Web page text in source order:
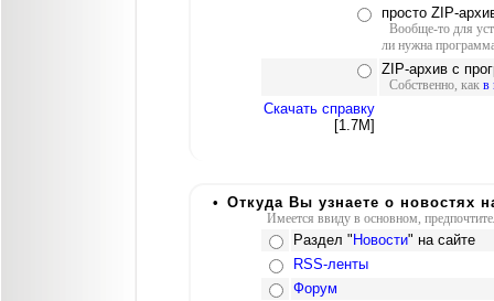
просто ZIP-
Вообще-то для
ли нужна
ZIP-архив с
Собственно, как в
Скачать справку
[1.7M]
• Откуда Вы узнаете о новостях
Имеется ввиду в основном,
Раздел " Новости" на сайте
RSS-ленты
Форум